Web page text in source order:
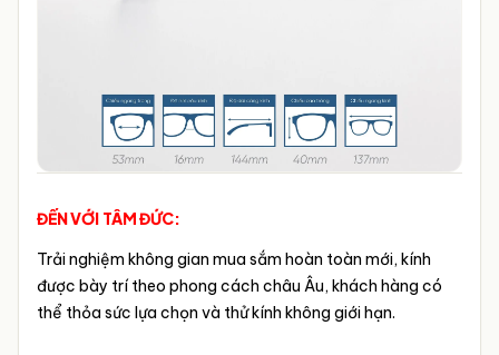
ĐẾN VỚI TÂM ĐỨC:
Trải nghiệm không gian mua sắm hoàn toàn mới, kính
được bày trí theo phong cách châu Âu, khách hàng có
thể thỏa sức lựa chọn và thử kính không giới hạn.